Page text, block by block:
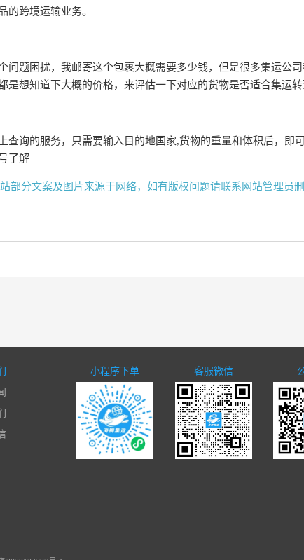
的跨境运输业务。
问题困扰，我邮寄这个包裹大概需要多少钱，但是很多集运公
是想知道下大概的价格，来评估一下对应的货物是否适合集运转
查询的服务，只需要输入目的地国家,货物的重量和体积后，即
了解
部分文案及图片来源于网络，如有版权问题请联系网站管理员
小程序下单 客服微信